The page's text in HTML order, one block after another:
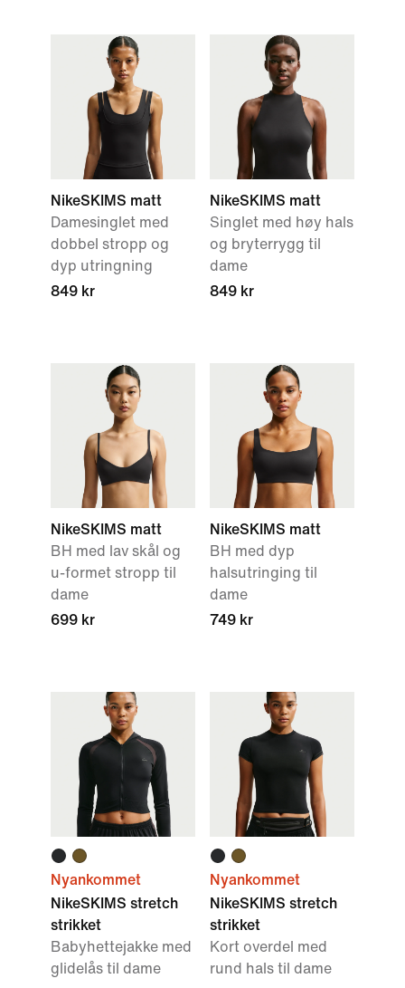
NikeSKIMS matt
Damesinglet med
dobbel stropp og
dyp utringning
849 kr
NikeSKIMS matt
Singlet med høy hals
og bryterrygg til
dame
849 kr
NikeSKIMS matt
BH med lav skål og
u-formet stropp til
dame
699 kr
NikeSKIMS matt
BH med dyp
halsutringing til
dame
749 kr
Nyankommet
NikeSKIMS stretch
strikket
Babyhettejakke med
glidelås til dame
Nyankommet
NikeSKIMS stretch
strikket
Kort overdel med
rund hals til dame